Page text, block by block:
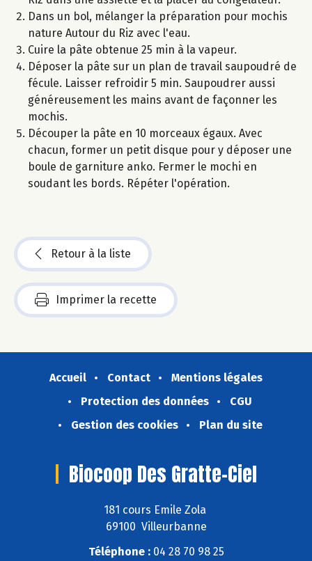
Dans un bol, mélanger la préparation pour mochis
nature Autour du Riz avec l'eau.
Cuire la pâte obtenue 25 min à la vapeur.
Déposer la pâte sur un plan de travail saupoudré de
fécule. Laisser refroidir 5 min. Saupoudrer aussi
généreusement les mains avant de façonner les
mochis.
Découper la pâte en 10 morceaux égaux. Avec
chacun, former un petit disque pour y déposer une
boule de garniture anko. Fermer le mochi en
soudant les bords. Répéter l'opération.
Retour à la liste
Imprimer la recette
Accueil Contact
Mentions légales
Protection des données
CGU
Gestion des cookies
Plan du site
Biocoop Des Gratte-Ciel
181 cours Emile Zola
69100 Villeurbanne
Téléphone :04 28 70 98 25